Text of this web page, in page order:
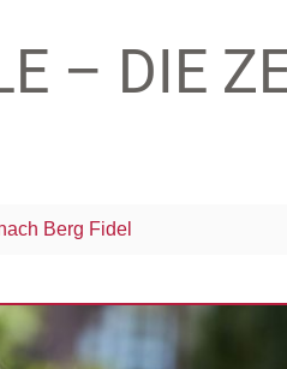
– DIE
Berg Fidel